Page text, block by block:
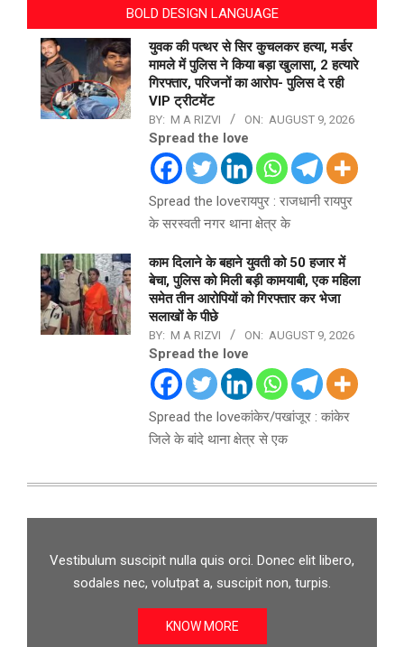
BOLD DESIGN LANGUAGE
युवक की पत्थर से सिर कुचलकर हत्या, मर्डर
मामले में पुलिस ने किया बड़ा खुलासा, 2 हत्यारे
गिरफ्तार, परिजनों का आरोप- पुलिस दे रही
VIP ट्रीटमेंट
BY: M A RIZVI ON: AUGUST 9, 2026
Spread the love
Spread the loveरायपुर : राजधानी रायपुर
के सरस्वती नगर थाना क्षेत्र के
काम दिलाने के बहाने युवती को 50 हजार में
बेचा, पुलिस को मिली बड़ी कामयाबी, एक महिला
समेत तीन आरोपियों को गिरफ्तार कर भेजा
सलाखों के पीछे
BY: M A RIZVI ON: AUGUST 9, 2026
Spread the love
Spread the loveकांकेर/पखांजूर : कांकेर
जिले के बांदे थाना क्षेत्र से एक
Vestibulum suscipit nulla quis orci. Donec elit libero,
sodales nec, volutpat a, suscipit non, turpis.
KNOW MORE